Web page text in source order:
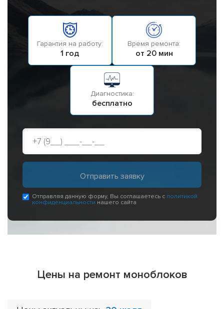
Гарантия на работу:
1 год
Время ремонта:
от 20 мин
Диагностика:
бесплатно
Отправляя данную форму, Вы соглашаетесь с политикой
конфиденциальности нашего сайта
Цены на ремонт моноблоков